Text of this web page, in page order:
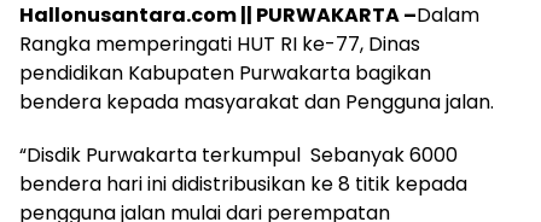
Hallonusantara.com || PURWAKARTA –Dalam
Rangka memperingati HUT RI ke-77, Dinas
pendidikan Kabupaten Purwakarta bagikan
bendera kepada masyarakat dan Pengguna jalan.
“Disdik Purwakarta terkumpul Sebanyak 6000
bendera hari ini didistribusikan ke 8 titik kepada
pengguna jalan mulai dari perempatan